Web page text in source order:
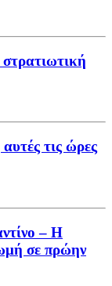
τις ώρες
– Η
σε πρώην